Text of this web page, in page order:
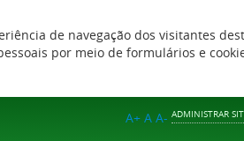
de navegação dos visitantes
por meio de formulários e
ADMINISTRAR
A+ A A-